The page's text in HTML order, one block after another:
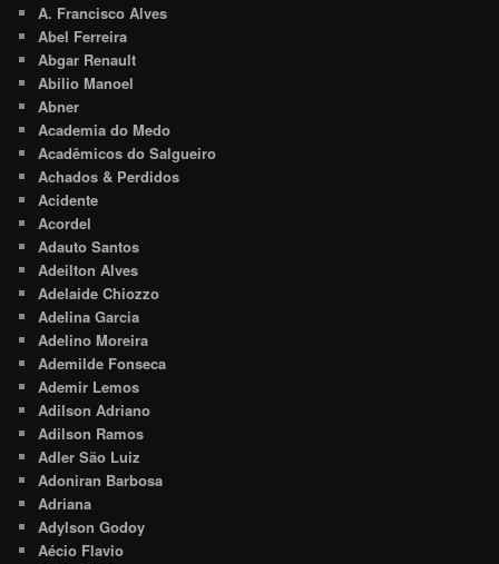
A. Francisco Alves
Abel Ferreira
Abgar Renault
Abílio Manoel
Abner
Academia do Medo
Acadêmicos do Salgueiro
Achados & Perdidos
Acidente
Acordel
Adauto Santos
Adeilton Alves
Adelaide Chiozzo
Adelina Garcia
Adelino Moreira
Ademilde Fonseca
Ademir Lemos
Adilson Adriano
Adilson Ramos
Adler São Luiz
Adoniran Barbosa
Adriana
Adylson Godoy
Aécio Flavio